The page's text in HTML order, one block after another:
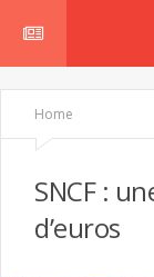
Home
SNCF :
d’euros